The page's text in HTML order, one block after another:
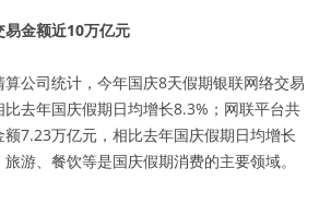
易金额近10万亿元
公司统计，今年国庆8天假期银联网络交易
去年国庆假期日均增长8.3%；网联平台共
7.23万亿元，相比去年国庆假期日均增长
游、餐饮等是国庆假期消费的主要领域。